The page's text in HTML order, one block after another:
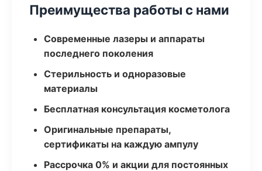
Преимущества работы с нами
Современные лазеры и аппараты
последнего поколения
Стерильность и одноразовые
материалы
Бесплатная консультация косметолога
Оригинальные препараты,
сертификаты на каждую ампулу
Рассрочка 0% и акции для постоянных